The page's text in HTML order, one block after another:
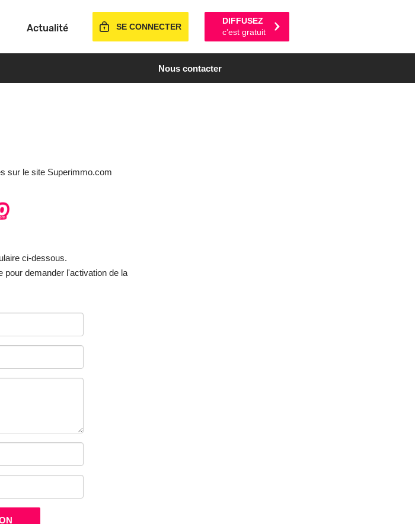
Actualité SE CONNECTER
DIFFUSEZ
c’est gratuit
Nous contacter
sur le site Superimmo.com
ci-dessous.
pour demander l'activation de la